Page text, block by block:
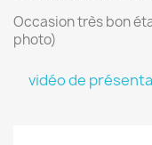
Occasion très bon
photo)
vidéo de